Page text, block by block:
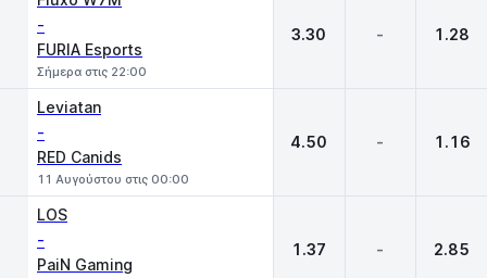
-
FURIA Esports
Σήμερα στις 22:00
3.30 - 1.28
Leviatan
-
RED Canids
11 Αυγούστου στις 00:00
4.50 - 1.16
LOS
-
PaiN Gaming
1.37 - 2.85